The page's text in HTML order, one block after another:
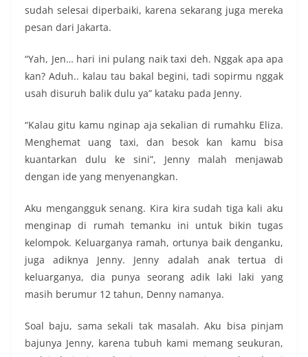
sudah selesai diperbaiki, karena sekarang juga mereka
pesan dari Jakarta.
“Yah, Jen… hari ini pulang naik taxi deh. Nggak apa apa
kan? Aduh.. kalau tau bakal begini, tadi sopirmu nggak
usah disuruh balik dulu ya” kataku pada Jenny.
“Kalau gitu kamu nginap aja sekalian di rumahku Eliza.
Menghemat uang taxi, dan besok kan kamu bisa
kuantarkan dulu ke sini”, Jenny malah menjawab
dengan ide yang menyenangkan.
Aku mengangguk senang. Kira kira sudah tiga kali aku
menginap di rumah temanku ini untuk bikin tugas
kelompok. Keluarganya ramah, ortunya baik denganku,
juga adiknya Jenny. Jenny adalah anak tertua di
keluarganya, dia punya seorang adik laki laki yang
masih berumur 12 tahun, Denny namanya.
Soal baju, sama sekali tak masalah. Aku bisa pinjam
bajunya Jenny, karena tubuh kami memang seukuran,